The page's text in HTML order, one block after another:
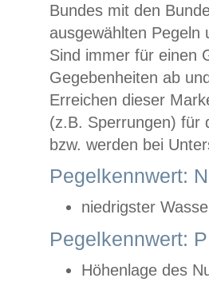
Bundes mit den
ausgewählten
Sind immer für einen
Gegebenheiten ab
Erreichen dieser
(z.B. Sperrungen) für
bzw. werden bei
Pegelkennwert:
niedrigster
Pegelkennwert:
Höhenlage des